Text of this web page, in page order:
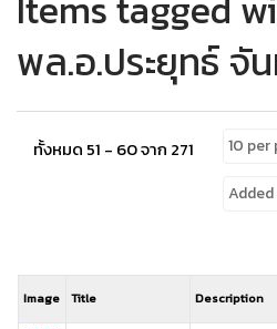
พล.อ.ประยุทธ์ จั
ทั้งหมด 51 - 60 จาก 271
Image Title Description